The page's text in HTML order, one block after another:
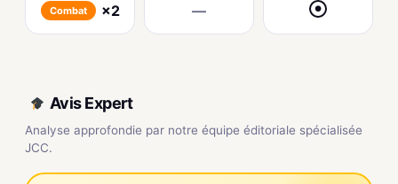
Combat ×2 — ●
Avis Expert
Analyse approfondie par notre équipe éditoriale spécialisée
JCC.